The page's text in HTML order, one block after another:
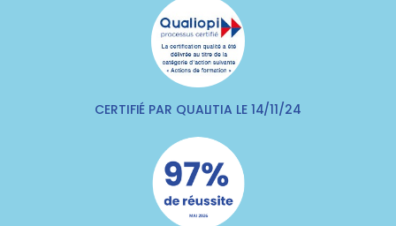
CERTIFIÉ PAR QUALITIA LE 14/11/24